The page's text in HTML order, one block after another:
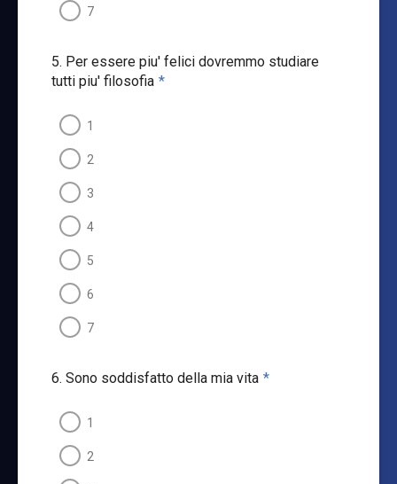
7
5. Per essere piu' felici dovremmo studiare
tutti piu' filosofia *
1
2
3
4
5
6
7
6. Sono soddisfatto della mia vita *
1
2